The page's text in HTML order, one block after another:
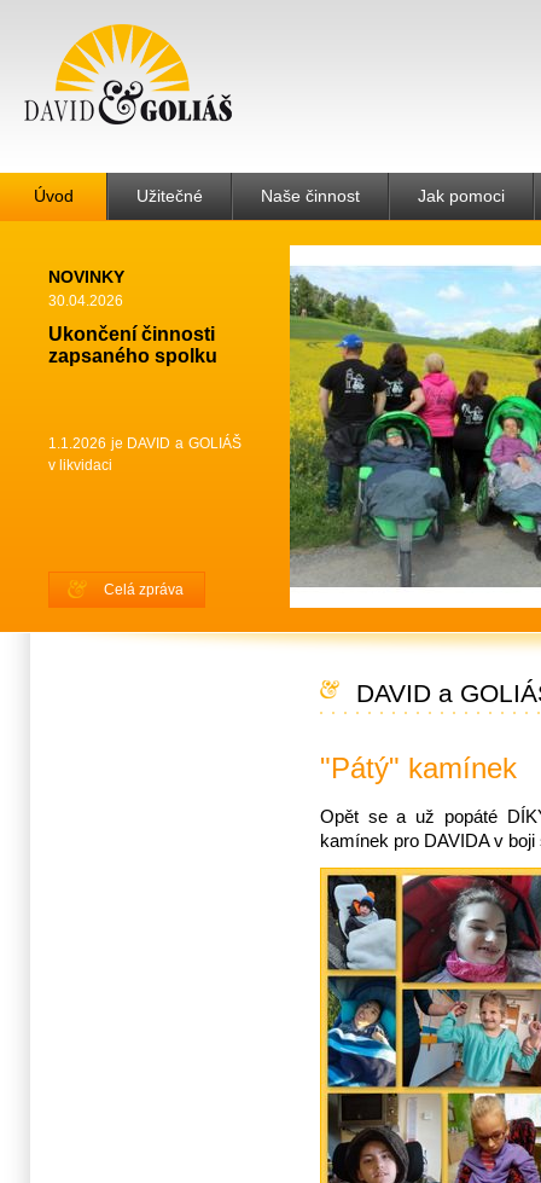
Úvod Užitečné Naše činnost Jak pomoci
NOVINKY
30.04.2026
Ukončení činnosti
zapsaného spolku
1.1.2026 je DAVID a GOLIÁŠ
v likvidaci
Celá zpráva
DAVID a
"Pátý" kamínek
Opět se a už popáté
kamínek pro DAVIDA v boji